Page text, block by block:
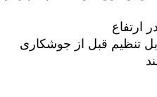
ارتفاع
تنظیم قبل از جوشکاری